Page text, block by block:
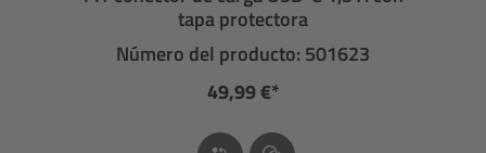
tapa protectora
Número del producto: 501623
49,99 €*